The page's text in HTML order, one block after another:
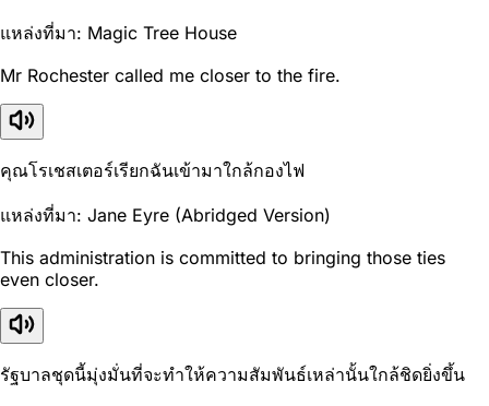
แหล่งที่มา: Magic Tree House
Mr Rochester called me closer to the fire.
คุณโรเชสเตอร์เรียกฉันเข้ามาใกล้กองไฟ
แหล่งที่มา: Jane Eyre (Abridged Version)
This administration is committed to bringing those ties
even closer.
รัฐบาลชุดนี้มุ่งมั่นที่จะทำให้ความสัมพันธ์เหล่านั้นใกล้ชิดยิ่งขึ้น